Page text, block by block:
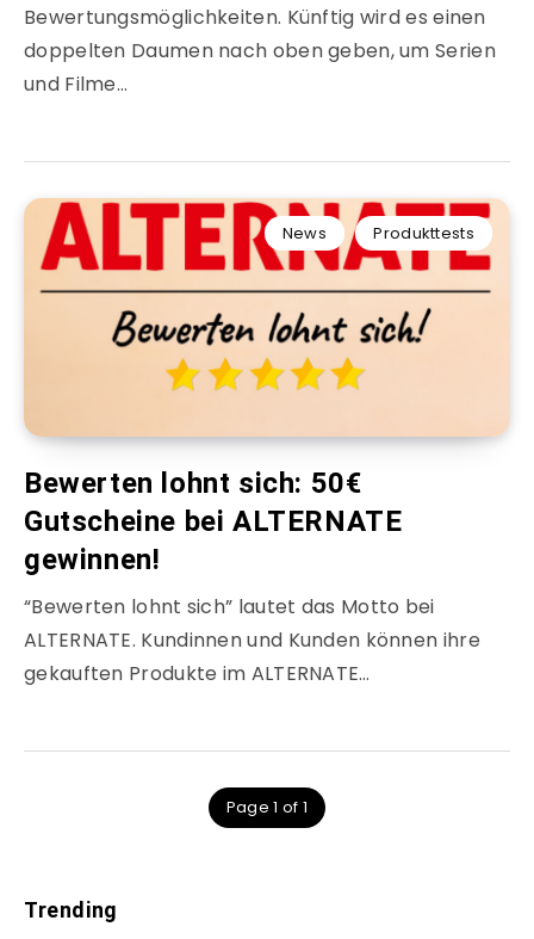
Bewertungsmöglichkeiten. Künftig wird es einen
doppelten Daumen nach oben geben, um Serien
und Filme…
News Produkttests
Bewerten lohnt sich: 50€
Gutscheine bei ALTERNATE
gewinnen!
“Bewerten lohnt sich” lautet das Motto bei
ALTERNATE. Kundinnen und Kunden können ihre
gekauften Produkte im ALTERNATE…
Page 1 of 1
Trending